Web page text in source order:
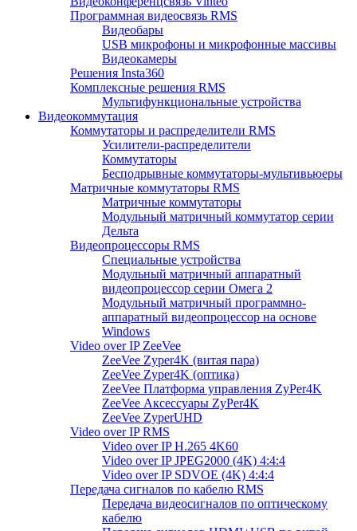
Программная видеосвязь RMS
Видеобары
USB микрофоны и микрофонные массивы
Видеокамеры
Решения Insta360
Комплексные решения RMS
Мультифункциональные устройства
Видеокоммутация
Коммутаторы и распределители RMS
Усилители-распределители
Коммутаторы
Бесподрывные коммутаторы-мультивьюеры
Матричные коммутаторы RMS
Матричные коммутаторы
Модульный матричный коммутатор серии
Дельта
Видеопроцессоры RMS
Специальные устройства
Модульный матричный аппаратный
видеопроцессор серии Омега 2
Модульный матричный программно-
аппаратный видеопроцессор на основе
Windows
Video over IP ZeeVee
ZeeVee Zyper4K (витая пара)
ZeeVee Zyper4K (оптика)
ZeeVee Платформа управления ZyPer4K
ZeeVee Аксессуары ZyPer4K
ZeeVee ZyperUHD
Video over IP RMS
Video over IP H.265 4K60
Video over IP JPEG2000 (4K) 4:4:4
Video over IP SDVOE (4K) 4:4:4
Передача сигналов по кабелю RMS
Передача видеосигналов по оптическому
кабелю